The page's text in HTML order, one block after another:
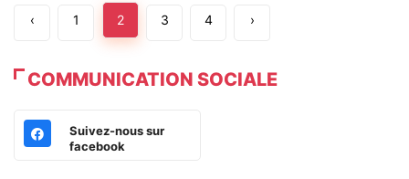
‹ 1 2 3 4 ›
COMMUNICATION SOCIALE
Suivez-nous sur
facebook